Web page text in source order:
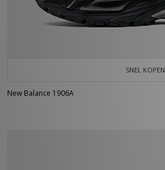
SNEL KOPEN
New Balance 1906A